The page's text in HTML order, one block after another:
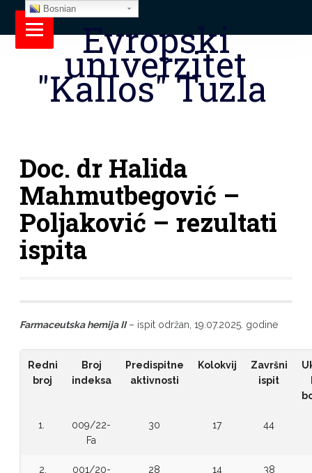
Evropski
univerzitet
"Kallos" Tuzla
Doc. dr Halida
Mahmutbegović –
Poljaković – rezultati
ispita
Farmaceutska hemija II– ispit održan, 19.07.2025. godine
Redni
broj
Broj
indeksa
Predispitne
aktivnosti
Kolokvij
Završni
ispit
1.
009/22-
Fa
30 17 44
2.
001/20-
28 14 38
Bosnian